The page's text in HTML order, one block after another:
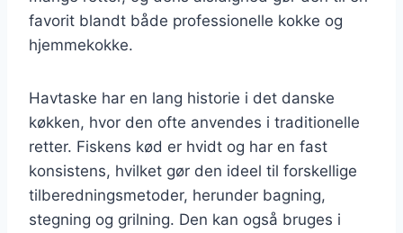
favorit blandt både professionelle kokke og
hjemmekokke.
Havtaske har en lang historie i det danske
køkken, hvor den ofte anvendes i traditionelle
retter. Fiskens kød er hvidt og har en fast
konsistens, hvilket gør den ideel til forskellige
tilberedningsmetoder, herunder bagning,
stegning og grilning. Den kan også bruges i